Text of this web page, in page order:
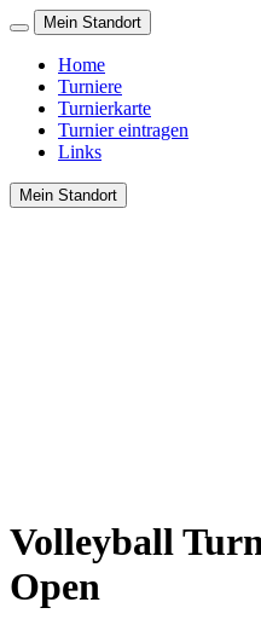
Mein Standort
Home
Turniere
Turnierkarte
Turnier eintragen
Links
Mein Standort
Volleyball
Open